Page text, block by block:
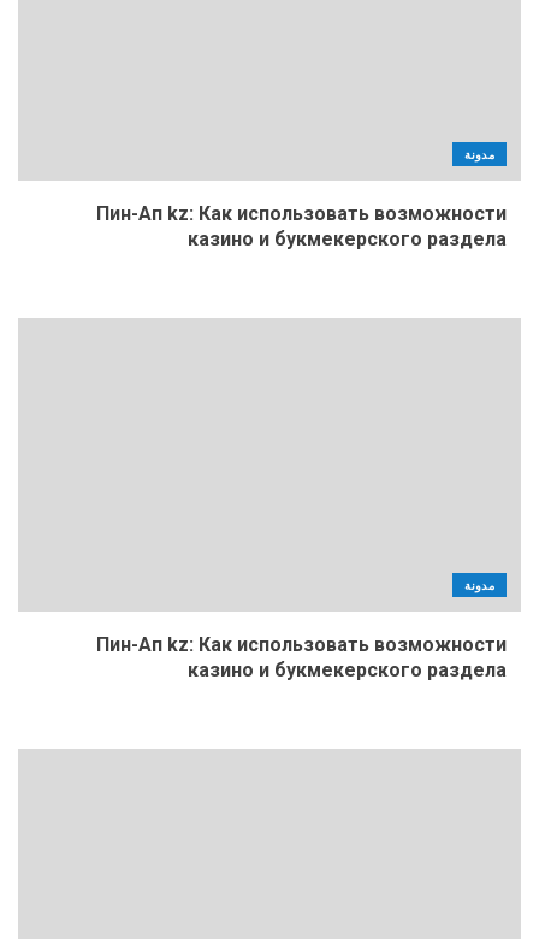
مدونة
Пин-Ап kz: Как использовать возможности
казино и букмекерского раздела
مدونة
Пин-Ап kz: Как использовать возможности
казино и букмекерского раздела